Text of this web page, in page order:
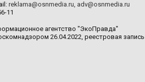
reklama@osnmedia.ru, adv@osnmedia.ru
11
агентство "ЭкоПравда"
26.04.2022, реестровая запись